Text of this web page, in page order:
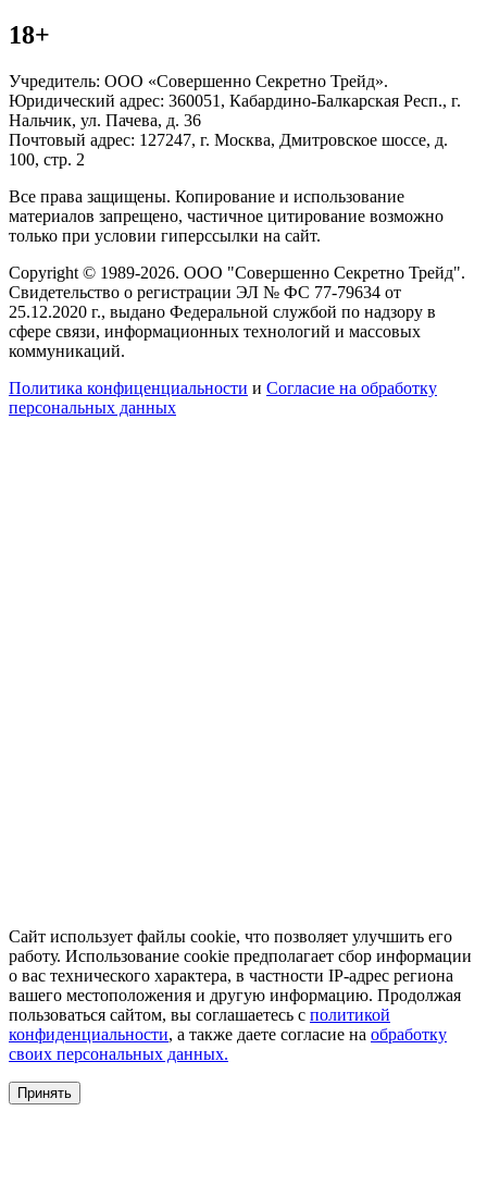
18+
Учредитель: ООО «Совершенно Секретно Трейд».
Юридический адрес: 360051, Кабардино-Балкарская Респ., г.
Нальчик, ул. Пачева, д. 36
Почтовый адрес: 127247, г. Москва, Дмитровское шоссе, д.
100, стр. 2
Все права защищены. Копирование и использование
материалов запрещено, частичное цитирование возможно
только при условии гиперссылки на сайт.
Copyright © 1989-2026. ООО "Совершенно Секретно Трейд".
Свидетельство о регистрации ЭЛ № ФС 77-79634 от
25.12.2020 г., выдано Федеральной службой по надзору в
сфере связи, информационных технологий и массовых
коммуникаций.
Политика конфиценциальности и Согласие на обработку
персональных данных
Сайт использует файлы cookie, что позволяет улучшить его
работу. Использование cookie предполагает сбор информации
о вас технического характера, в частности IP-адрес региона
вашего местоположения и другую информацию. Продолжая
пользоваться сайтом, вы соглашаетесь с политикой
конфиденциальности, а также даете согласие на обработку
своих персональных данных.
Принять